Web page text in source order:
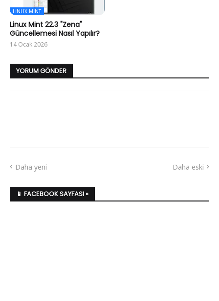
LINUX MINT
Linux Mint 22.3 "Zena"
Güncellemesi Nasıl Yapılır?
14 Ocak 2026
YORUM GÖNDER
Daha yeni Daha eski
📱 FACEBOOK SAYFASI »